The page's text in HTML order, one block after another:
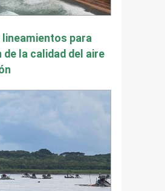
lineamientos para
la calidad del aire